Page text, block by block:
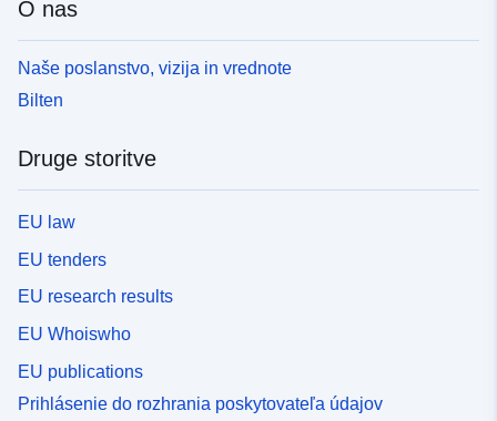
O nas
Naše poslanstvo, vizija in vrednote
Bilten
Druge storitve
EU law
EU tenders
EU research results
EU Whoiswho
EU publications
Prihlásenie do rozhrania poskytovateľa údajov